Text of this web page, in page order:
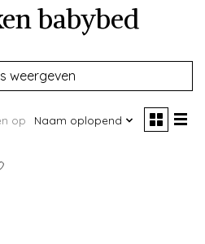
babybed
weergeven
op Naam oplopend